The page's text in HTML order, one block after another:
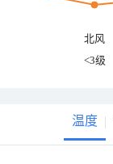
北风
<3级
温度